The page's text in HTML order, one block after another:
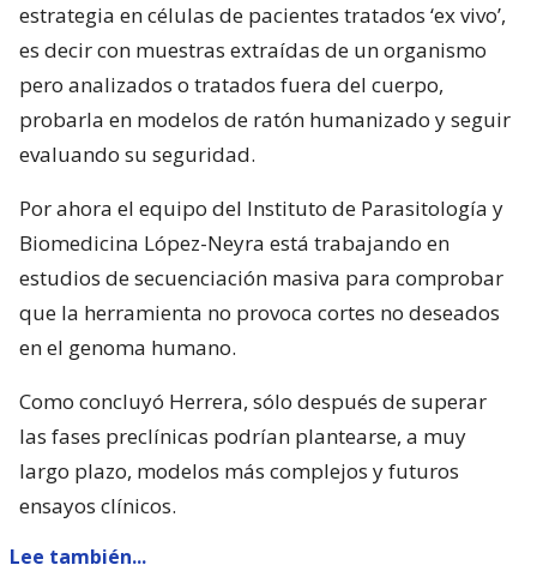
estrategia en células de pacientes tratados ‘ex vivo’,
es decir con muestras extraídas de un organismo
pero analizados o tratados fuera del cuerpo,
probarla en modelos de ratón humanizado y seguir
evaluando su seguridad.
Por ahora el equipo del Instituto de Parasitología y
Biomedicina López-Neyra está trabajando en
estudios de secuenciación masiva para comprobar
que la herramienta no provoca cortes no deseados
en el genoma humano.
Como concluyó Herrera, sólo después de superar
las fases preclínicas podrían plantearse, a muy
largo plazo, modelos más complejos y futuros
ensayos clínicos.
Lee también...